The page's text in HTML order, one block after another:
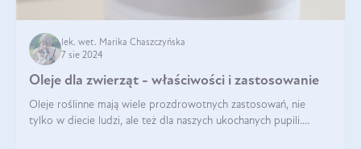
lek. wet. Marika Chaszczyńska
7 sie 2024
Oleje dla zwierząt - właściwości i zastosowanie
Oleje roślinne mają wiele prozdrowotnych zastosowań, nie
tylko w diecie ludzi, ale też dla naszych ukochanych pupili.